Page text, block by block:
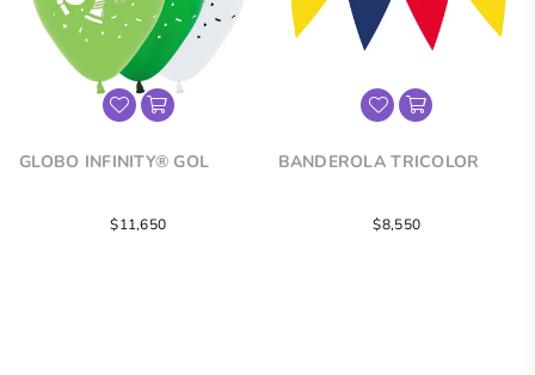
GLOBO INFINITY® GOL
$11,650
BANDEROLA TRICOLOR
Precio
$8,550